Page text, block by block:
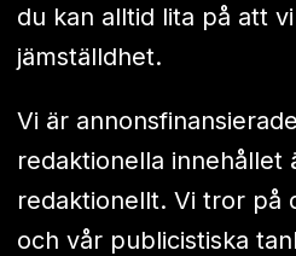
du kan alltid lita på att
jämställdhet.
Vi är
redaktionella innehållet
redaktionellt. Vi tror på
och vår publicistiska